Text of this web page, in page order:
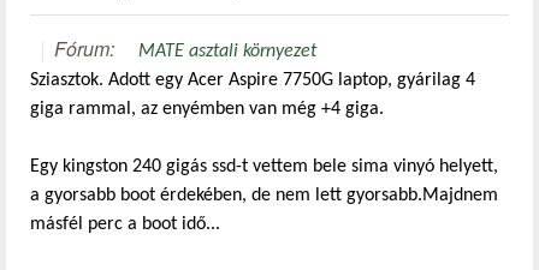
Fórum:
MATE asztali környezet
Sziasztok. Adott egy Acer Aspire 7750G laptop, gyárilag 4
giga rammal, az enyémben van még +4 giga.
Egy kingston 240 gigás ssd-t vettem bele sima vinyó helyett,
a gyorsabb boot érdekében, de nem lett gyorsabb.Majdnem
másfél perc a boot idő...